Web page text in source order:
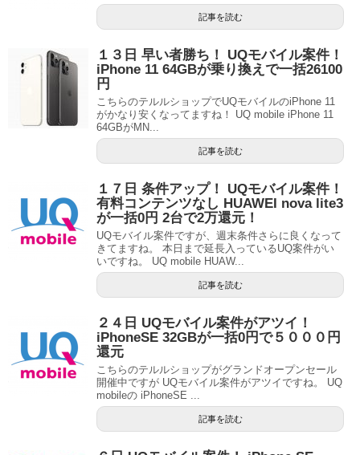
記事を読む
１３日 早い者勝ち！ UQモバイル案件！
iPhone 11 64GBが乗り換えで一括26100
円
こちらのテルルショップでUQモバイルのiPhone 11
がかなり安くなってますね！ UQ mobile iPhone 11
64GBがMN...
記事を読む
１７日 条件アップ！ UQモバイル案件！
有料コンテンツなし HUAWEI nova lite3
が一括0円 2台で2万還元！
UQモバイル案件ですが、週末条件さらに良くなって
きてますね。 本日まで延長入っているUQ案件がい
いですね。 UQ mobile HUAW...
記事を読む
２４日 UQモバイル案件がアツイ！
iPhoneSE 32GBが一括0円で５０００円
還元
こちらのテルルショップがグランドオープンセール
開催中ですが UQモバイル案件がアツイですね。 UQ
mobileの iPhoneSE ...
記事を読む